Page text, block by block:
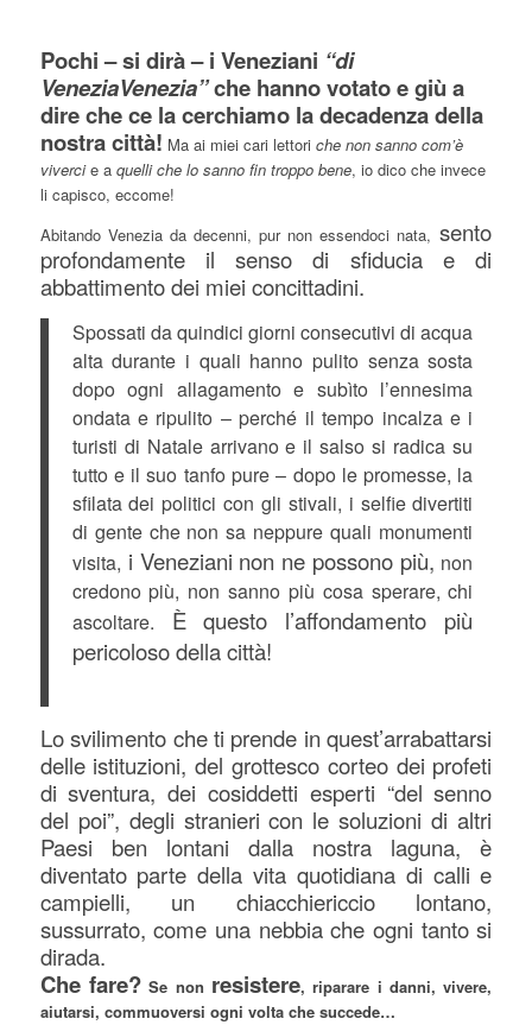
Pochi – si dirà – i Veneziani “di
VeneziaVenezia”che hanno votato e giù a
dire che ce la cerchiamo la decadenza della
nostra città! Ma ai miei cari lettori che non sanno com’è
vivercie a quelli che lo sanno fin troppo bene, io dico che invece
li capisco, eccome!
Abitando Venezia da decenni, pur non essendoci nata, sento
profondamente il senso di sfiducia e di
abbattimento dei miei concittadini.
Spossati da quindici giorni consecutivi di acqua
alta durante i quali hanno pulito senza sosta
dopo ogni allagamento e subìto l’ennesima
ondata e ripulito – perché il tempo incalza e i
turisti di Natale arrivano e il salso si radica su
tutto e il suo tanfo pure – dopo le promesse, la
sfilata dei politici con gli stivali, i selfie divertiti
di gente che non sa neppure quali monumenti
visita, i Veneziani non ne possono più, non
credono più, non sanno più cosa sperare, chi
ascoltare. È questo l’affondamento più
pericoloso della città!
Lo svilimento che ti prende in quest’arrabattarsi
delle istituzioni, del grottesco corteo dei profeti
di sventura, dei cosiddetti esperti “del senno
del poi”, degli stranieri con le soluzioni di altri
Paesi ben lontani dalla nostra laguna, è
diventato parte della vita quotidiana di calli e
campielli, un chiacchiericcio lontano,
sussurrato, come una nebbia che ogni tanto si
dirada.
Che fare?Se non resistere, riparare i danni, vivere,
aiutarsi, commuoversi ogni volta che succede…